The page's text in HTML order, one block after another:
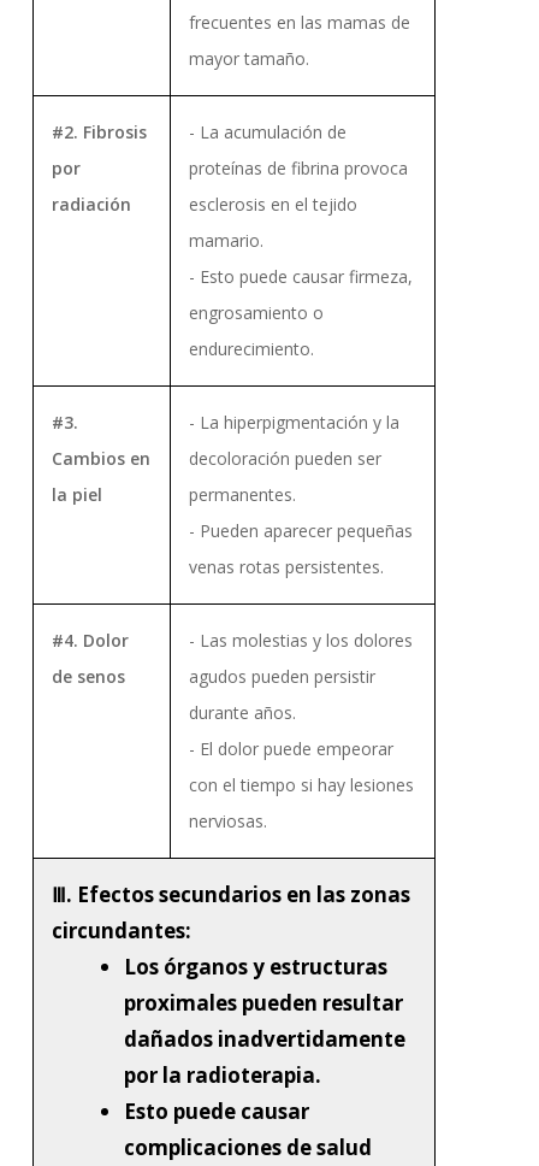
frecuentes en las mamas de
mayor tamaño.
#2. Fibrosis
por
radiación
- La acumulación de
proteínas de fibrina provoca
esclerosis en el tejido
mamario.
- Esto puede causar firmeza,
engrosamiento o
endurecimiento.
#3.
Cambios en
la piel
- La hiperpigmentación y la
decoloración pueden ser
permanentes.
- Pueden aparecer pequeñas
venas rotas persistentes.
#4. Dolor
de senos
- Las molestias y los dolores
agudos pueden persistir
durante años.
- El dolor puede empeorar
con el tiempo si hay lesiones
nerviosas.
Ⅲ. Efectos secundarios en las zonas
circundantes:
Los órganos y estructuras
proximales pueden resultar
dañados inadvertidamente
por la radioterapia.
Esto puede causar
complicaciones de salud